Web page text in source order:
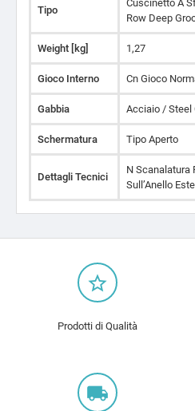
Tipo
Cuscinetto A
Row Deep
Weight [kg] 1,27
Gioco Interno Cn Gioco
Gabbia Acciaio / Steel
Schermatura Tipo Aperto
Dettagli Tecnici
N Scanalatura
Sull’Anello
star_border
Prodotti di Qualità
local_shipping